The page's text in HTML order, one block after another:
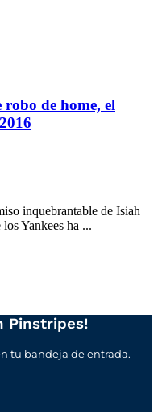
de home, el
inquebrantable de Isiah
Yankees ha ...
Pinstripes!
tu bandeja de entrada.